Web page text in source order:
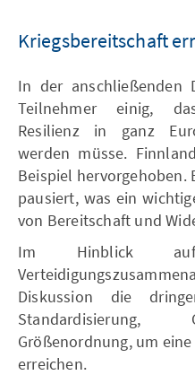
Kriegsbereitschaft
In der anschließenden
Teilnehmer einig,
Resilienz in ganz
werden müsse.
Beispiel hervorgehoben.
pausiert, was ein
von Bereitschaft und
Im Hinblick
Diskussion die
Standardisierung,
Größenordnung, um
erreichen.